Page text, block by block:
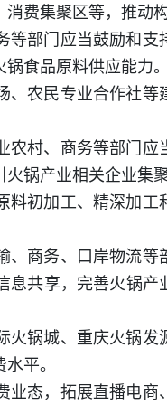
费集聚区等，推动
等部门应当鼓励和
食品原料供应能力。
农民专业合作社
村、商务等部门
锅产业相关企业集
初加工、精深加
、商务、口岸物流
共享，完善火锅
锅城、重庆火锅
平。
态，拓展直播电